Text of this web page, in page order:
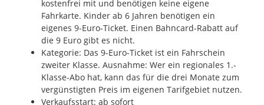
kostenfrei mit und benötigen keine eigene
Fahrkarte. Kinder ab 6 Jahren benötigen ein
eigenes 9-Euro-Ticket. Einen Bahncard-Rabatt auf
die 9 Euro gibt es nicht.
Kategorie: Das 9-Euro-Ticket ist ein Fahrschein
zweiter Klasse. Ausnahme: Wer ein regionales 1.-
Klasse-Abo hat, kann das für die drei Monate zum
vergünstigten Preis im eigenen Tarifgebiet nutzen.
Verkaufsstart: ab sofort